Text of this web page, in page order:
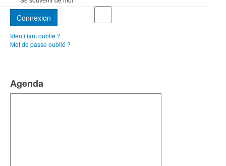
Connexion
Identifiant oublié ?
Mot de passe oublié ?
Agenda